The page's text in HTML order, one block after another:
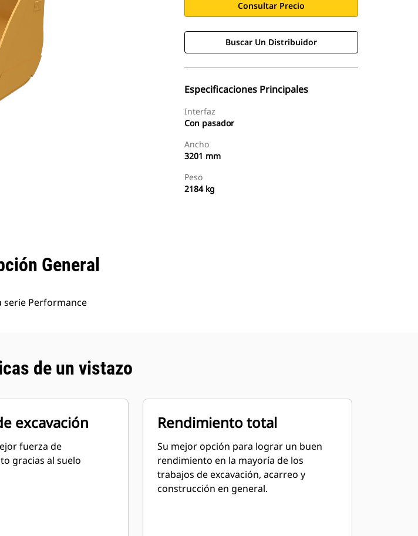
Consultar Precio
Buscar Un Distribuidor
Especificaciones Principales
Interfaz
Con pasador
Ancho
3201 mm
Peso
2184 kg
General
serie Performance
de un vistazo
excavación
fuerza de
gracias al suelo
Rendimiento total
Su mejor opción para lograr un buen
rendimiento en la mayoría de los
trabajos de excavación, acarreo y
construcción en general.